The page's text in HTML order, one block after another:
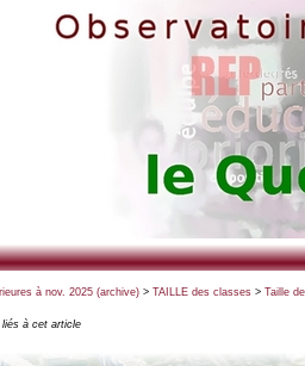
à nov. 2025 (archive)> TAILLE des classes> Taille
à cet article